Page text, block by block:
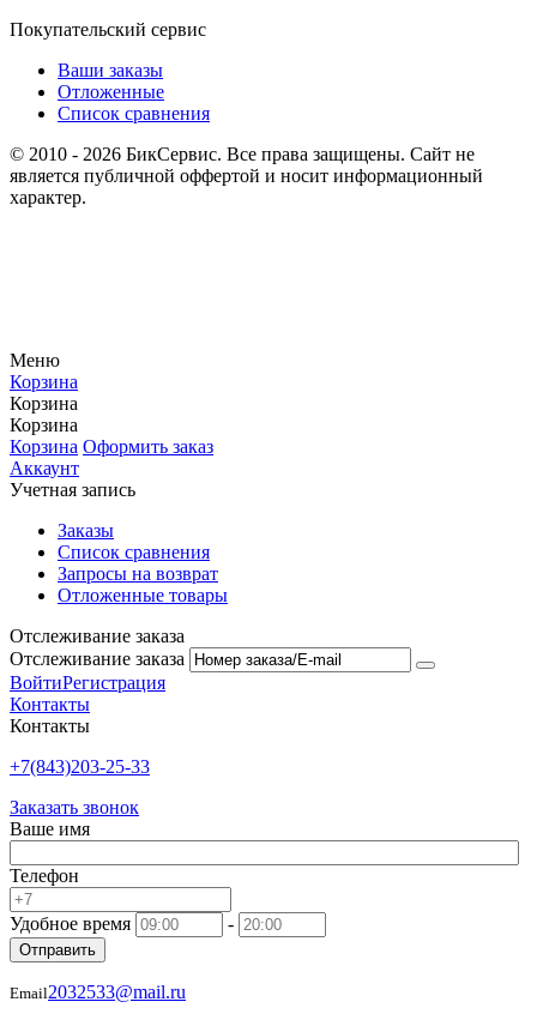
Покупательский сервис
Ваши заказы
Отложенные
Список сравнения
© 2010 - 2026 БикСервис. Все права защищены. Сайт не
является публичной оффертой и носит информационный
характер.
Меню
Корзина
Корзина
Корзина
Корзина Оформить заказ
Аккаунт
Учетная запись
Заказы
Список сравнения
Запросы на возврат
Отложенные товары
Отслеживание заказа
Отслеживание заказа
ВойтиРегистрация
Контакты
Контакты
+7(843)203-25-33
Заказать звонок
Ваше имя
Телефон
Удобное время -
Отправить
Email2032533@mail.ru